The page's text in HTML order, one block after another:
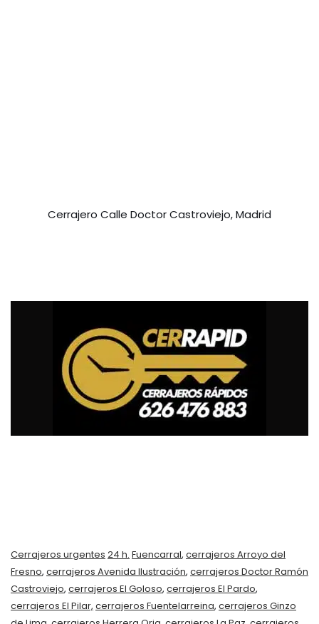
Cerrajero Calle Doctor Castroviejo, Madrid
Cerrajeros urgentes 24 h. Fuencarral, cerrajeros Arroyo del
Fresno, cerrajeros Avenida Ilustración, cerrajeros Doctor Ramón
Castroviejo, cerrajeros El Goloso, cerrajeros El Pardo,
cerrajeros El Pilar, cerrajeros Fuentelarreina, cerrajeros Ginzo